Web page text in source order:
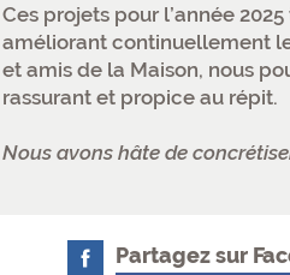
Ces projets pour l’année
améliorant continuellement
et amis de la Maison, nous
rassurant et propice au répit.
Nous avons hâte de
Partagez sur